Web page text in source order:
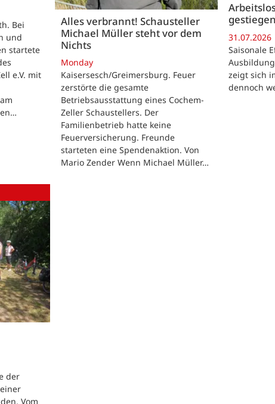
Bei
und
startete
e.V. mit
Alles verbrannt! Schausteller
Michael Müller steht vor dem
Nichts
Monday
Kaisersesch/Greimersburg. Feuer
zerstörte die gesamte
Betriebsausstattung eines Cochem-
Zeller Schaustellers. Der
Familienbetrieb hatte keine
Feuerversicherung. Freunde
starteten eine Spendenaktion. Von
Mario Zender Wenn Michael Müller…
gestiegen
31.07.2026
Saisonale
zeigt sich
dennoch
der
Vom